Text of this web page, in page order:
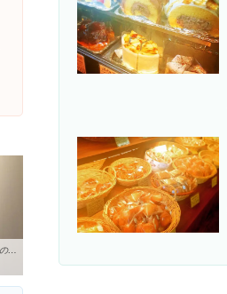
整体サロン slow(国立) | かんたん予約のEPARKリラク&エステ